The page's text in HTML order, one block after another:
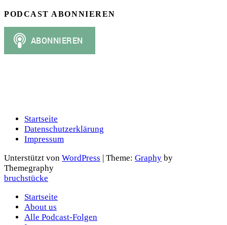
PODCAST ABONNIEREN
Startseite
Datenschutzerklärung
Impressum
Unterstützt von WordPress Theme: Graphy by
Themegraphy
bruchstücke
Startseite
About us
Alle Podcast-Folgen